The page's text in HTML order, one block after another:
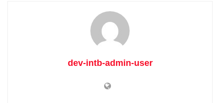
dev-intb-admin-user